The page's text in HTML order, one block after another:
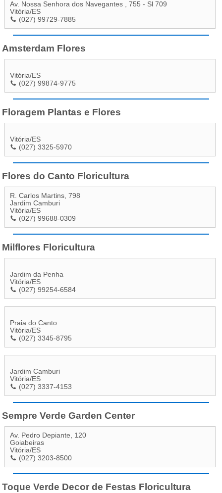
Av. Nossa Senhora dos Navegantes , 755 - Sl 709
Vitória/ES
(027) 99729-7885
Amsterdam Flores
Vitória/ES
(027) 99874-9775
Floragem Plantas e Flores
Vitória/ES
(027) 3325-5970
Flores do Canto Floricultura
R. Carlos Martins, 798
Jardim Camburi
Vitória/ES
(027) 99688-0309
Milflores Floricultura
Jardim da Penha
Vitória/ES
(027) 99254-6584
Praia do Canto
Vitória/ES
(027) 3345-8795
Jardim Camburi
Vitória/ES
(027) 3337-4153
Sempre Verde Garden Center
Av. Pedro Depiante, 120
Goiabeiras
Vitória/ES
(027) 3203-8500
Toque Verde Decor de Festas Floricultura